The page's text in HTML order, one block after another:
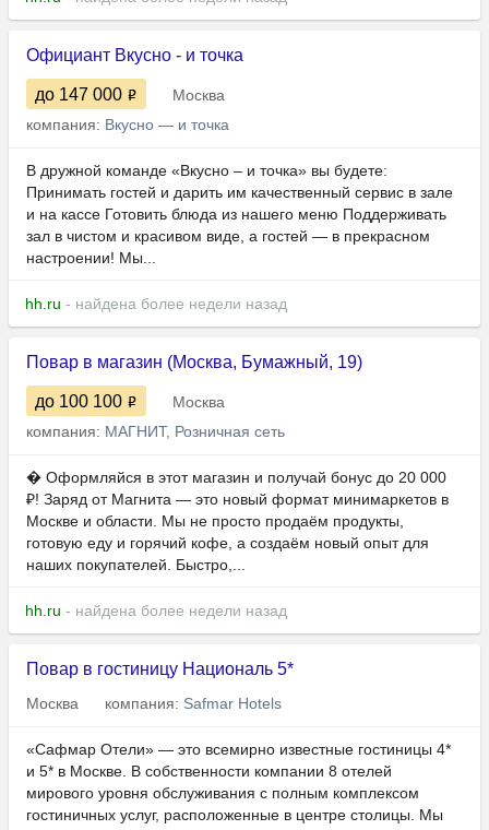
Официант Вкусно - и точка
до 147 000
Москва
компания: Вкусно — и точка
В дружной команде «Вкусно – и точка» вы будете:
Принимать гостей и дарить им качественный сервис в зале
и на кассе Готовить блюда из нашего меню Поддерживать
зал в чистом и красивом виде, а гостей — в прекрасном
настроении! Мы...
hh.ru - найдена более недели назад
Повар в магазин (Москва, Бумажный, 19)
до 100 100
Москва
компания: МАГНИТ, Розничная сеть
� Оформляйся в этот магазин и получай бонус до 20 000
₽! Заряд от Магнита — это новый формат минимаркетов в
Москве и области. Мы не просто продаём продукты,
готовую еду и горячий кофе, а создаём новый опыт для
наших покупателей. Быстро,...
hh.ru - найдена более недели назад
Повар в гостиницу Националь 5*
Москва компания: Safmar Hotels
«Сафмар Отели» — это всемирно известные гостиницы 4*
и 5* в Москве. В собственности компании 8 отелей
мирового уровня обслуживания с полным комплексом
гостиничных услуг, расположенные в центре столицы. Мы